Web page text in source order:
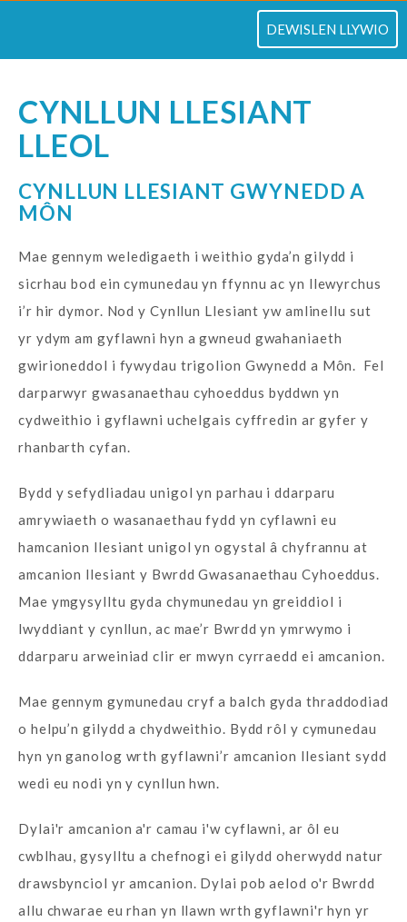
TOGLO
DEWISLEN LLYWIO
CYNLLUN LLESIANT
LLEOL
CYNLLUN LLESIANT GWYNEDD A
MÔN
Mae gennym weledigaeth i weithio gyda’n gilydd i
sicrhau bod ein cymunedau yn ffynnu ac yn llewyrchus
i’r hir dymor. Nod y Cynllun Llesiant yw amlinellu sut
yr ydym am gyflawni hyn a gwneud gwahaniaeth
gwirioneddol i fywydau trigolion Gwynedd a Môn. Fel
darparwyr gwasanaethau cyhoeddus byddwn yn
cydweithio i gyflawni uchelgais cyffredin ar gyfer y
rhanbarth cyfan.
Bydd y sefydliadau unigol yn parhau i ddarparu
amrywiaeth o wasanaethau fydd yn cyflawni eu
hamcanion llesiant unigol yn ogystal â chyfrannu at
amcanion llesiant y Bwrdd Gwasanaethau Cyhoeddus.
Mae ymgysylltu gyda chymunedau yn greiddiol i
lwyddiant y cynllun, ac mae’r Bwrdd yn ymrwymo i
ddarparu arweiniad clir er mwyn cyrraedd ei amcanion.
Mae gennym gymunedau cryf a balch gyda thraddodiad
o helpu’n gilydd a chydweithio. Bydd rôl y cymunedau
hyn yn ganolog wrth gyflawni’r amcanion llesiant sydd
wedi eu nodi yn y cynllun hwn.
Dylai'r amcanion a'r camau i'w cyflawni, ar ôl eu
cwblhau, gysylltu a chefnogi ei gilydd oherwydd natur
drawsbynciol yr amcanion. Dylai pob aelod o'r Bwrdd
allu chwarae eu rhan yn llawn wrth gyflawni'r hyn yr